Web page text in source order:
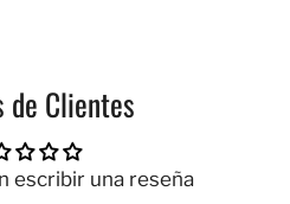
de Clientes
escribir una reseña